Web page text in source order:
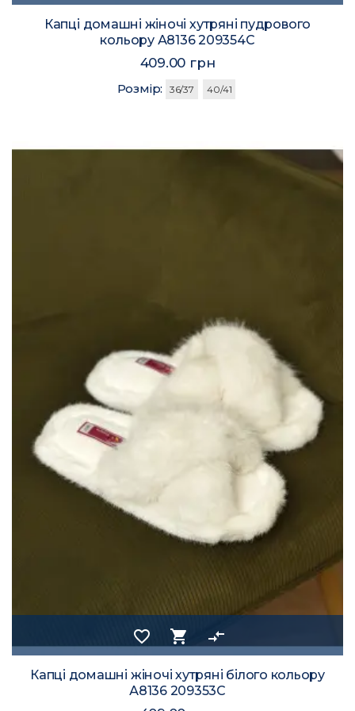
Капці домашні жіночі хутряні пудрового
кольору А8136 209354C
409.00 грн
Розмір: 36/37 40/41
favorite_border shopping_cart compare_arrows
Капці домашні жіночі хутряні білого кольору
А8136 209353C